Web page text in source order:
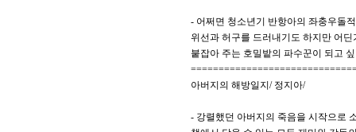
- 어쩌면 청소년기 반항아의 좌충우돌
위선과 허구를 드러내기도 하지만 어
붙잡아 주는 호밀밭의 파수꾼이 되고
아버지의 해방일지/ 정지아/
- 강렬했던 아버지의 죽음을 시작으로